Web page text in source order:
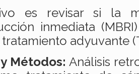
es revisar si la
inmediata
adyuvante
Métodos: Análisis